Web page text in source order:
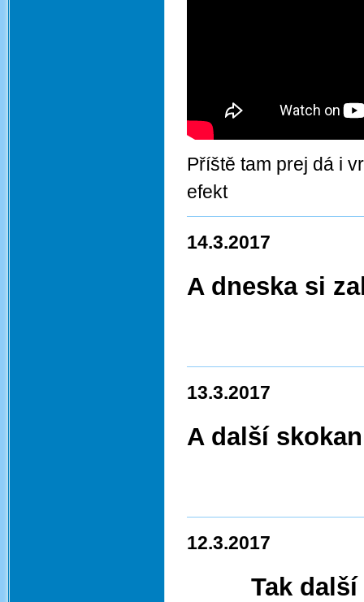
Příště tam prej dá i
efekt
14.3.2017
A dneska si
13.3.2017
A další
12.3.2017
Tak